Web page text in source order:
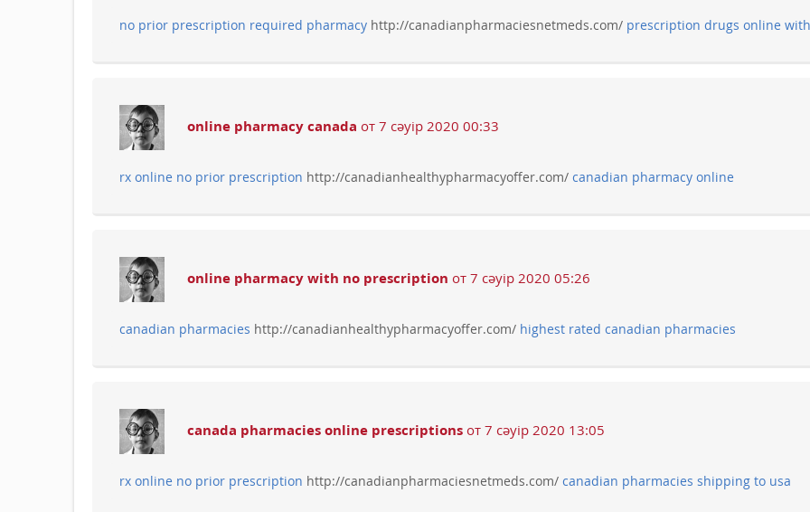
no prior prescription required pharmacy http://canadianpharmaciesnetmeds.com/ prescription drugs online
online pharmacy canada от 7 сәуір 2020 00:33
rx online no prior prescription http://canadianhealthypharmacyoffer.com/ canadian pharmacy online
online pharmacy with no prescription от 7 сәуір 2020 05:26
canadian pharmacies http://canadianhealthypharmacyoffer.com/ highest rated canadian pharmacies
canada pharmacies online prescriptions от 7 сәуір 2020 13:05
rx online no prior prescription http://canadianpharmaciesnetmeds.com/ canadian pharmacies shipping to usa